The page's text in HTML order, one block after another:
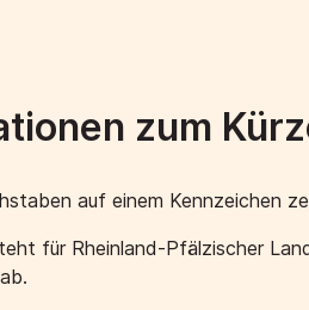
zum
auf einem Kennzeichen
für Rheinland-Pfälzischer